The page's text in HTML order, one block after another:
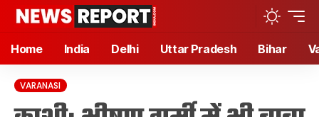
Home India Delhi Uttar Pradesh Bihar
VARANASI